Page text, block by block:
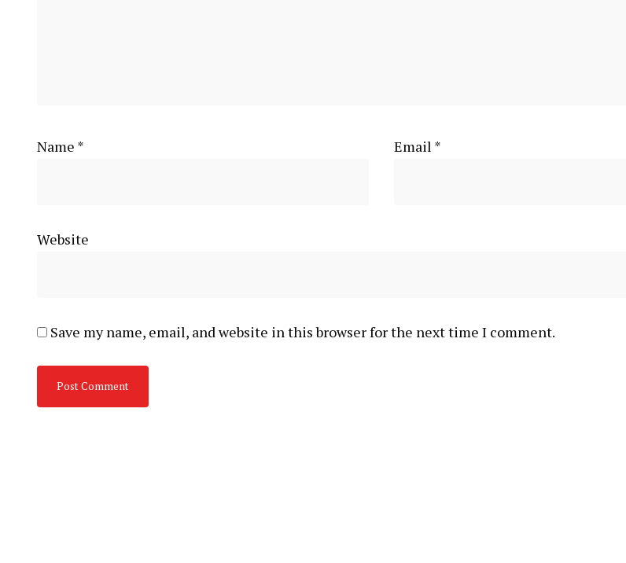
Name * Email *
Website
Save my name, email, and website in this browser for the next time I comment.